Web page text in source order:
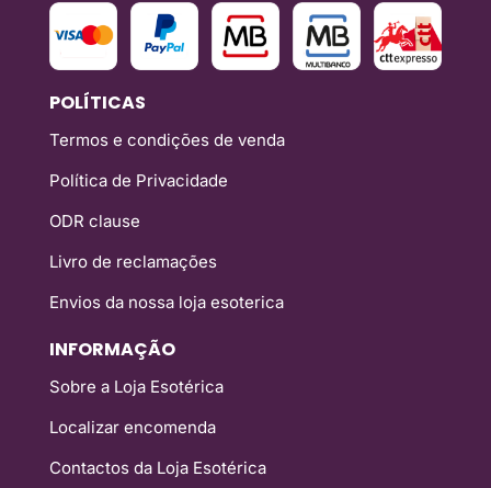
POLÍTICAS
Termos e condições de venda
Política de Privacidade
ODR clause
Livro de reclamações
Envios da nossa loja esoterica
INFORMAÇÃO
Sobre a Loja Esotérica
Localizar encomenda
Contactos da Loja Esotérica